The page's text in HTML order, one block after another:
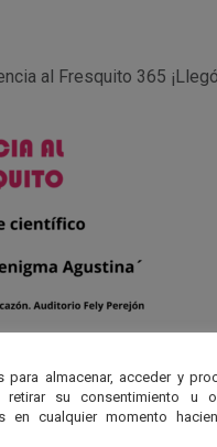
al Fresquito 365
almacenar, acceder y
su consentimiento u
en cualquier momento